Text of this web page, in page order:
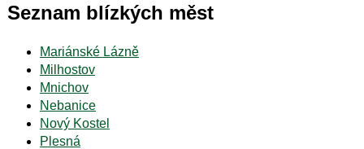
Seznam blízkých měst
Mariánské Lázně
Milhostov
Mnichov
Nebanice
Nový Kostel
Plesná